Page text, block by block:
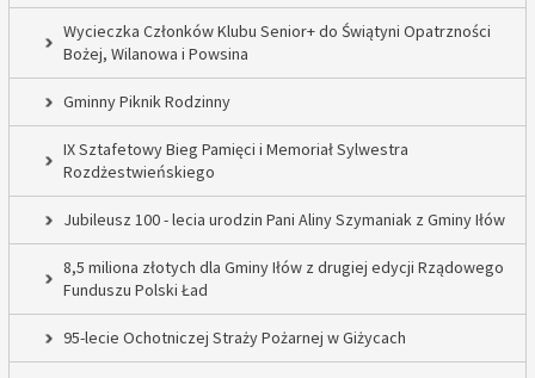
Wycieczka Członków Klubu Senior+ do Świątyni Opatrzności
Bożej, Wilanowa i Powsina
Gminny Piknik Rodzinny
IX Sztafetowy Bieg Pamięci i Memoriał Sylwestra
Rozdżestwieńskiego
Jubileusz 100 - lecia urodzin Pani Aliny Szymaniak z Gminy Iłów
8,5 miliona złotych dla Gminy Iłów z drugiej edycji Rządowego
Funduszu Polski Ład
95-lecie Ochotniczej Straży Pożarnej w Giżycach